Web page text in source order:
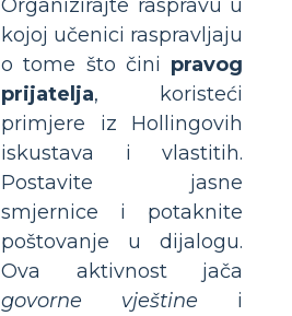
Organizirajte raspravu u
kojoj učenici raspravljaju
o tome što čini pravog
prijatelja, koristeći
primjere iz Hollingovih
iskustava i vlastitih.
Postavite jasne
smjernice i potaknite
poštovanje u dijalogu.
Ova aktivnost jača
govorne vještine i